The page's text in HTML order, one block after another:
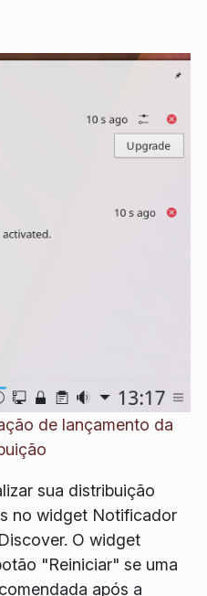
de lançamento da
sua distribuição
no widget Notificador
O widget
"Reiniciar" se uma
após a